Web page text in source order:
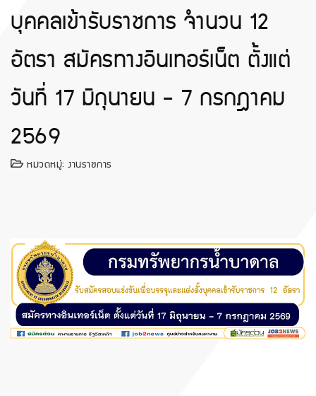
บุคคลเข้ารับราชการ จำนวน 12
อัตรา สมัครทางอินเทอร์เน็ต ตั้งแต่
วันที่ 17 มิถุนายน - 7 กรกฎาคม
2569
หมวดหมู่: งานราชการ